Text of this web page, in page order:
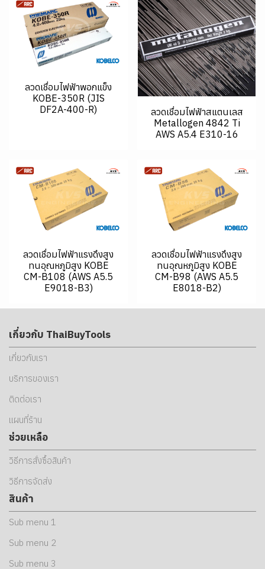
ลวดเชื่อมไฟฟ้าพอกแข็ง
KOBE-350R (JIS
DF2A-400-R)
ลวดเชื่อมไฟฟ้าสแตนเลส
Metallogen 4842 Ti
AWS A5.4 E310-16
ลวดเชื่อมไฟฟ้าแรงดึงสูง
ทนอุณหภูมิสูง KOBE
CM-B108 (AWS A5.5
E9018-B3)
ลวดเชื่อมไฟฟ้าแรงดึงสูง
ทนอุณหภูมิสูง KOBE
CM-B98 (AWS A5.5
E8018-B2)
เกี่ยวกับ ThaiBuyTools
เกี่ยวกับเรา
บริการของเรา
ติดต่อเรา
แผนที่ร้าน
ช่วยเหลือ
วิธีการสั่งซื้อสินค้า
วิธีการจัดส่ง
สินค้า
Sub menu 1
Sub menu 2
Sub menu 3